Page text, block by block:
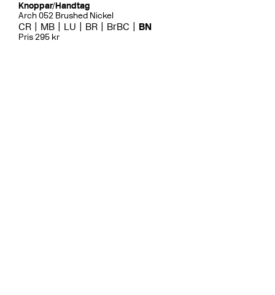
Knoppar/Handtag
Arch 052 Brushed Nickel
CR MB LU BR BrBC BN
Pris 295 kr